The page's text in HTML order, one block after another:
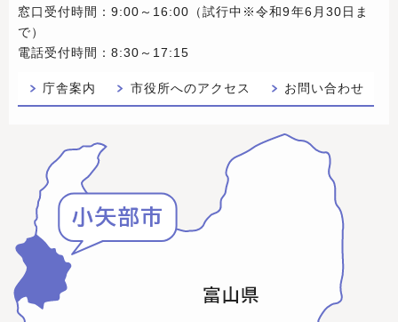
窓口受付時間：9:00～16:00（試行中※令和9年6月30日ま
で）
電話受付時間：8:30～17:15
庁舎案内 市役所へのアクセス お問い合わせ